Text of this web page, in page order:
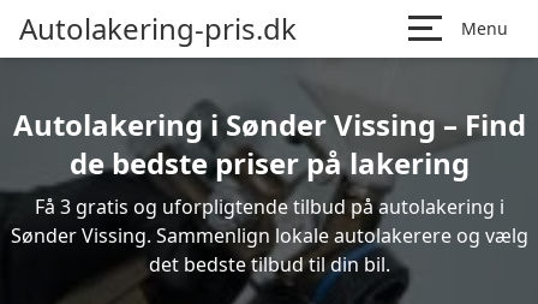
Autolakering-pris.dk Menu
Autolakering i Sønder Vissing – Find
de bedste priser på lakering
Få 3 gratis og uforpligtende tilbud på autolakering i
Sønder Vissing. Sammenlign lokale autolakerere og vælg
det bedste tilbud til din bil.